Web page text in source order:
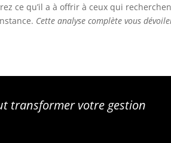
ce qu’il a à offrir à ceux qui
Cette analyse complète vous
transformer votre gestion